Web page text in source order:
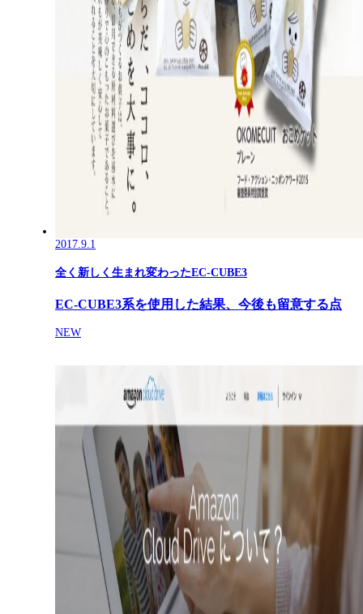
2017.9.1
全く新しく生まれ変わったEC-CUBE3
EC-CUBE3系を使用した結果、今後も留意する点
NEW